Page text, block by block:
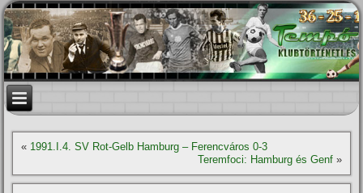
« 1991.I.4. SV Rot-Gelb Hamburg – Ferencváros 0-3
Teremfoci: Hamburg és Genf»